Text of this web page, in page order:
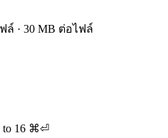
ล์ · 30 MB ต่อไฟล์
to 16 ⌘⏎